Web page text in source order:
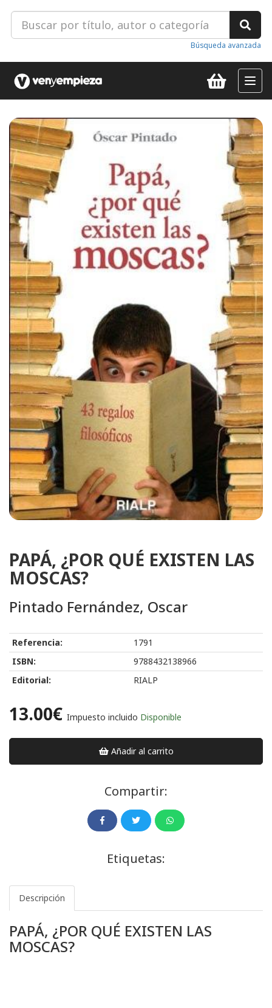
Búsqueda avanzada
PAPÁ, ¿POR QUÉ EXISTEN LAS
MOSCAS?
Pintado Fernández, Oscar
Referencia:
1791
ISBN:
9788432138966
Editorial:
RIALP
13.00€ Impuesto incluido Disponible
Añadir al carrito
Compartir:
Etiquetas:
Descripción
PAPÁ, ¿POR QUÉ EXISTEN LAS
MOSCAS?